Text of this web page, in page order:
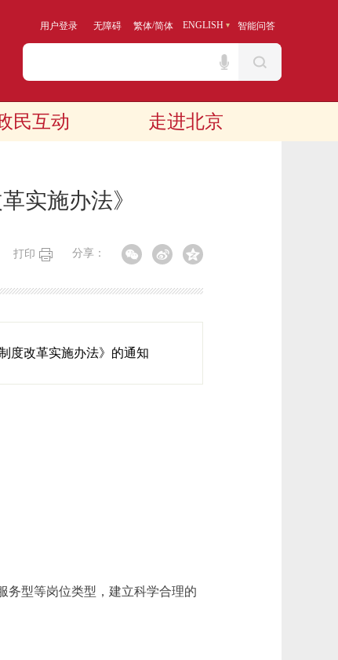
用户登录 无障碍 繁体/简体 ENGLISH 智能问答
民互动 走进北京
实施办法》
分享：
打印
度改革实施办法》的通知
型等岗位类型，建立科学合理的